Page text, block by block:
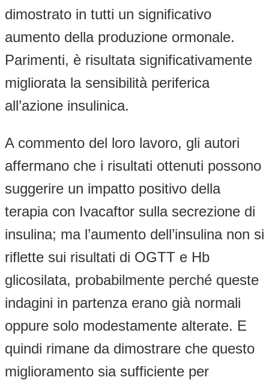
dimostrato in tutti un significativo
aumento della produzione ormonale.
Parimenti, è risultata significativamente
migliorata la sensibilità periferica
all’azione insulinica.
A commento del loro lavoro, gli autori
affermano che i risultati ottenuti possono
suggerire un impatto positivo della
terapia con Ivacaftor sulla secrezione di
insulina; ma l’aumento dell’insulina non si
riflette sui risultati di OGTT e Hb
glicosilata, probabilmente perché queste
indagini in partenza erano già normali
oppure solo modestamente alterate. E
quindi rimane da dimostrare che questo
miglioramento sia sufficiente per